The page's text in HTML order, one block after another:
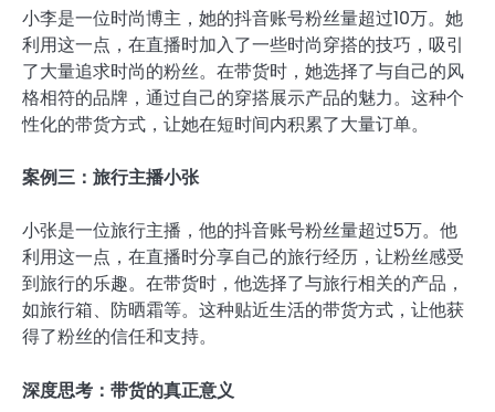
小李是一位时尚博主，她的抖音账号粉丝量超过10万。她
利用这一点，在直播时加入了一些时尚穿搭的技巧，吸引
了大量追求时尚的粉丝。在带货时，她选择了与自己的风
格相符的品牌，通过自己的穿搭展示产品的魅力。这种个
性化的带货方式，让她在短时间内积累了大量订单。
案例三：旅行主播小张
小张是一位旅行主播，他的抖音账号粉丝量超过5万。他
利用这一点，在直播时分享自己的旅行经历，让粉丝感受
到旅行的乐趣。在带货时，他选择了与旅行相关的产品，
如旅行箱、防晒霜等。这种贴近生活的带货方式，让他获
得了粉丝的信任和支持。
深度思考：带货的真正意义